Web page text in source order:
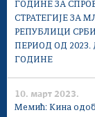
ГОДИНЕ ЗА
СТРАТЕГИЈЕ ЗА
РЕПУБЛИЦИ
ПЕРИОД ОД 2023.
ГОДИНЕ
10. март 2023.
Мемић: Кина